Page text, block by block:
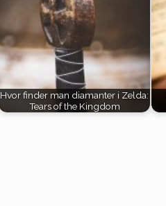
Hvor finder man diamanter i Zelda:
Tears of the Kingdom